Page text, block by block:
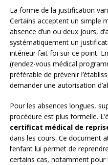
La forme de la justification
Certains acceptent un simple
absence d’un ou deux jours,
systématiquement un
intérieur fait foi sur ce point.
(rendez-vous médical
préférable de prévenir
demander une autorisation
Pour les absences longues,
procédure est plus formelle.
certificat médical de
dans les cours. Ce document
l’enfant lui permet de
certains cas, notamment pour